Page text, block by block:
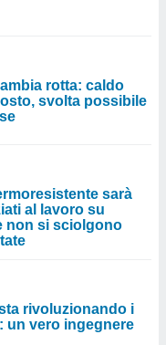
rotta: caldo
svolta possibile
sarà
al lavoro su
non si sciolgono
rivoluzionando i
un vero ingegnere